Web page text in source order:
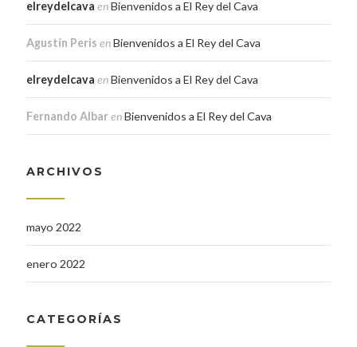
elreydelcava enBienvenidos a El Rey del Cava
Agustín Peris enBienvenidos a El Rey del Cava
elreydelcava enBienvenidos a El Rey del Cava
Fernando AlbarenBienvenidos a El Rey del Cava
ARCHIVOS
mayo 2022
enero 2022
CATEGORÍAS